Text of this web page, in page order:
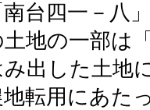
南台四一－八
土地の一部は
み出した土地
地転用にあた